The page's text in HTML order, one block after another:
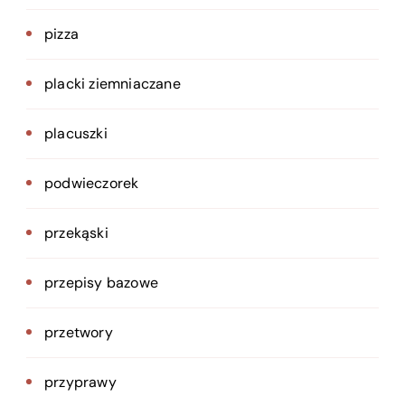
pizza
placki ziemniaczane
placuszki
podwieczorek
przekąski
przepisy bazowe
przetwory
przyprawy